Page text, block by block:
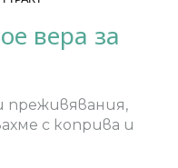
вера за
преживявания,
с коприва и
лапад? Въпреки